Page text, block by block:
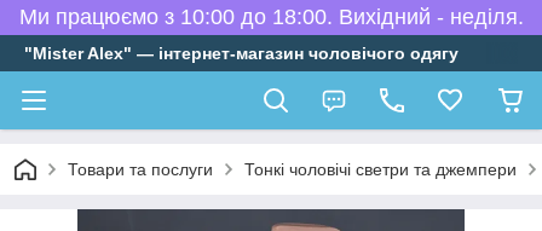
Ми працюємо з 10:00 до 18:00. Вихідний - неділя.
"Mister Alex" — інтернет-магазин чоловічого одягу
Товари та послуги Тонкі чоловічі светри та джемпери